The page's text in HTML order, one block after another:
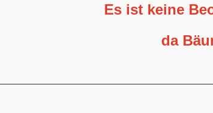
Es ist keine
da